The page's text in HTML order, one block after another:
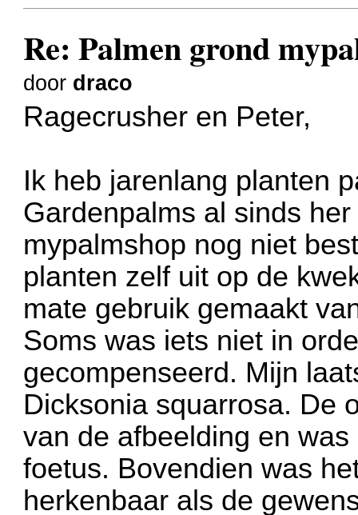
Re: Palmen grond
door draco
Ragecrusher en Peter,
Ik heb jarenlang planten
Gardenpalms al sinds
mypalmshop nog niet
planten zelf uit op de
mate gebruik gemaakt
Soms was iets niet in
gecompenseerd. Mijn
Dicksonia squarrosa. De
van de afbeelding en
foetus. Bovendien was
herkenbaar als de